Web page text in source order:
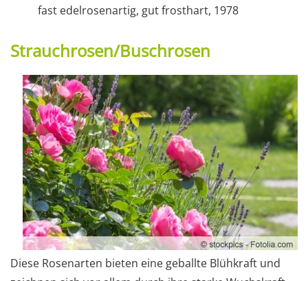
fast edelrosenartig, gut frosthart, 1978
Strauchrosen/Buschrosen
Diese Rosenarten bieten eine geballte Blühkraft und